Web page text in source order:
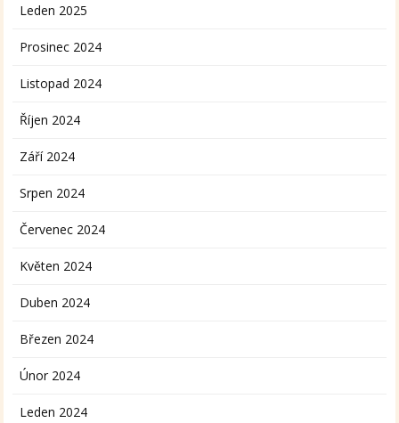
Leden 2025
Prosinec 2024
Listopad 2024
Říjen 2024
Září 2024
Srpen 2024
Červenec 2024
Květen 2024
Duben 2024
Březen 2024
Únor 2024
Leden 2024